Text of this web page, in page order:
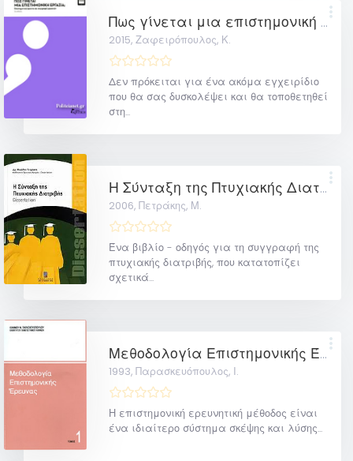
Πως γίνεται μια επιστημονική εργασία: Επιστημονική έρευνα και συγγραφή εργασιών
2015,Ζαφειρόπουλος, Κ.
Δεν πρόκειται για ένα ακόμα εγχειρίδιο
που θα σας δυσκολέψει και θα τοποθετηθεί
στη...
Η Σύνταξη της Πτυχιακής Διατριβής
2006,Πετράκης, Μ.
Ένα βιβλίο - οδηγός για τη συγγραφή της
πτυχιακής διατριβής, που κατατοπίζει
σχετικά...
Μεθοδολογία Επιστημονικής Έρευνας
1993,Παρασκευόπουλος, Ι.
Η επιστημονική ερευνητική μέθοδος είναι
ένα ιδιαίτερο σύστημα σκέψης και λύσης...